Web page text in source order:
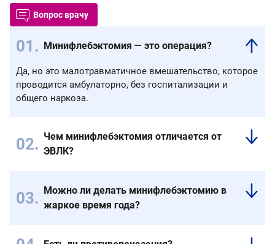
Вопрос врачу
Минифлебэктомия — это операция?
Да, но это малотравматичное вмешательство, которое
проводится амбулаторно, без госпитализации и
общего наркоза.
Чем минифлебэктомия отличается от
ЭВЛК?
для
удаления
Можно ли делать минифлебэктомию в
жаркое время года?